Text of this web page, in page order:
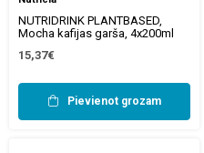
NUTRIDRINK PLANTBASED,
Mocha kafijas garša, 4x200ml
15,37€
Pievienot grozam